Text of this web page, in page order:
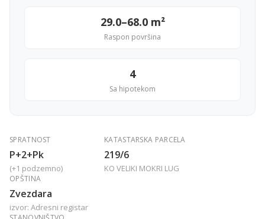
29.0–68.0 m²
Raspon površina
4
Sa hipotekom
SPRATNOST
P+2+Pk
(+1 podzemno)
KATASTARSKA PARCELA
219/6
KO VELIKI MOKRI LUG
OPŠTINA
Zvezdara
izvor: Adresni registar